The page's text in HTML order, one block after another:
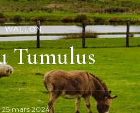
WALLON
Tumulus
25 mars 2024